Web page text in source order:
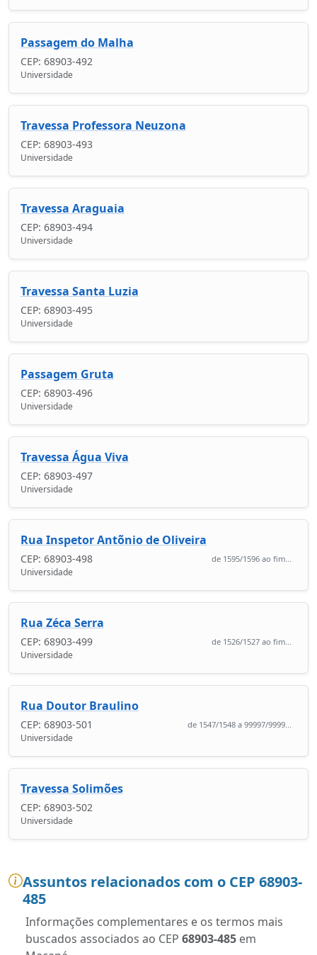
Passagem do Malha
CEP: 68903-492
Universidade
Travessa Professora Neuzona
CEP: 68903-493
Universidade
Travessa Araguaia
CEP: 68903-494
Universidade
Travessa Santa Luzia
CEP: 68903-495
Universidade
Passagem Gruta
CEP: 68903-496
Universidade
Travessa Água Viva
CEP: 68903-497
Universidade
Rua Inspetor Antõnio de Oliveira
CEP: 68903-498 de 1595/1596 ao fim...
Universidade
Rua Zéca Serra
CEP: 68903-499 de 1526/1527 ao fim...
Universidade
Rua Doutor Braulino
CEP: 68903-501 de 1547/1548 a 99997/9999...
Universidade
Travessa Solimões
CEP: 68903-502
Universidade
Assuntos relacionados com o CEP 68903-
485
Informações complementares e os termos mais
buscados associados ao CEP 68903-485 em